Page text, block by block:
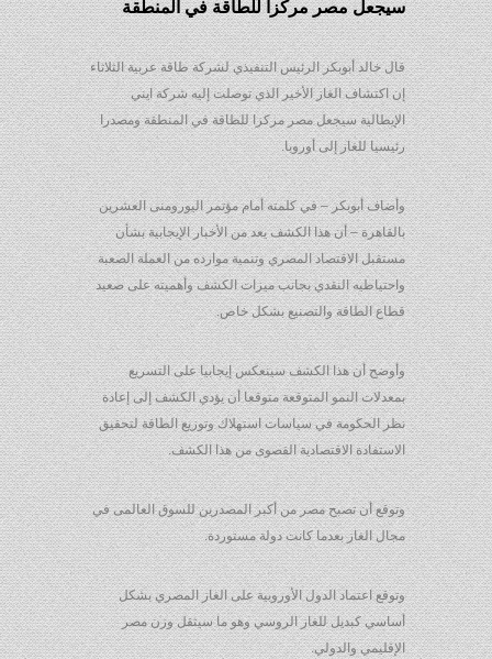
سيجعل مصر مركزا للطاقة في المنطقة
قال خالد أبوبكر الرئيس التنفيذي لشركة طاقة عربية الثلاثاء
إن اكتشاف الغاز الأخير الذي توصلت إليه شركة ايني
الإيطالية سيجعل مصر مركزا للطاقة في المنطقة ومصدرا
رئيسيا للغاز إلى أوروبا.
وأضاف أبوبكر – في كلمته أمام مؤتمر اليورومنى العشرين
بالقاهرة – أن هذا الكشف يعد من الأخبار الإيجابية بشأن
مستقبل الاقتصاد المصري وتنمية موارده من العملة الصعبة
واحتياطيه النقدي بجانب ميزات الكشف وأهميته على صعيد
قطاع الطاقة والتصنيع بشكل خاص.
وأوضح أن هذا الكشف سينعكس إيجابيا على التسريع
بمعدلات النمو المتوقعة متوقعا أن يؤدي الكشف إلى إعادة
نظر الحكومة في سياسات استهلاك وتوزيع الطاقة لتحقيق
الاستفادة الاقتصادية القصوى من هذا الكشف.
وتوقع أن تصبح مصر من أكبر المصدرين للسوق العالمى في
مجال الغاز بعدما كانت دولة مستوردة.
وتوقع اعتماد الدول الأوروبية على الغاز المصري بشكل
أساسي كبديل للغاز الروسي وهو ما سيثقل وزن مصر
الإقليمي والدولي.